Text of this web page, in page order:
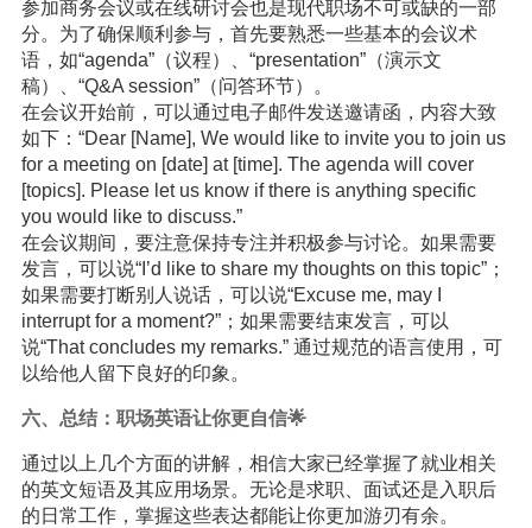
参加商务会议或在线研讨会也是现代职场不可或缺的一部
分。为了确保顺利参与，首先要熟悉一些基本的会议术
语，如“agenda”（议程）、“presentation”（演示文
稿）、“Q&A session”（问答环节）。
在会议开始前，可以通过电子邮件发送邀请函，内容大致
如下：“Dear [Name], We would like to invite you to join us
for a meeting on [date] at [time]. The agenda will cover
[topics]. Please let us know if there is anything specific
you would like to discuss.”
在会议期间，要注意保持专注并积极参与讨论。如果需要
发言，可以说“I’d like to share my thoughts on this topic”；
如果需要打断别人说话，可以说“Excuse me, may I
interrupt for a moment?”；如果需要结束发言，可以
说“That concludes my remarks.” 通过规范的语言使用，可
以给他人留下良好的印象。
六、总结：职场英语让你更自信🌟
通过以上几个方面的讲解，相信大家已经掌握了就业相关
的英文短语及其应用场景。无论是求职、面试还是入职后
的日常工作，掌握这些表达都能让你更加游刃有余。